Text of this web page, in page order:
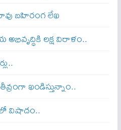
బహిరంగ లేఖ
లక్ష విరాళం..
ఖండిస్తున్నాం..
విషాదం..